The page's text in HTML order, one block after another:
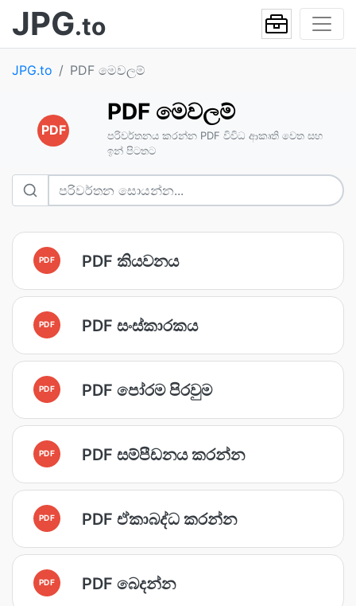
JPG.to
JPG.to PDF මෙවලම්
PDF
PDF මෙවලම්
පරිවර්තනය කරන්න PDF විවිධ ආකෘති වෙත සහ
ඉන් පිටතට
PDF PDF කියවනය
PDF PDF සංස්කාරකය
PDF PDF පෝරම පිරවුම
PDF PDF සම්පීඩනය කරන්න
PDF PDF ඒකාබද්ධ කරන්න
PDF PDF බෙදන්න